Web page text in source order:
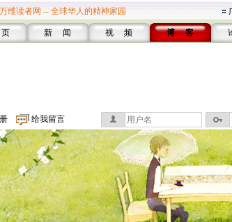
万维读者网 -- 全球华人的精神家园
新 闻 视 频 博 客
给我留言